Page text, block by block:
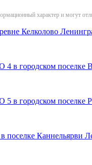
характер и могут
Келколово
в городском поселке
в городском поселке
Каннельярви